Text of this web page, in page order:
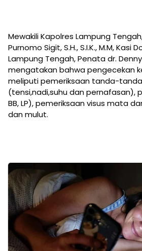
Mewakili Kapolres Lampung
Purnomo Sigit, S.H., S.I.K., M.M, Kasi
Lampung Tengah, Penata dr.
mengatakan bahwa pengecekan
meliputi pemeriksaan tanda-
(tensi,nadi,suhu dan pernafasan),
BB, LP), pemeriksaan visus mata
dan mulut.